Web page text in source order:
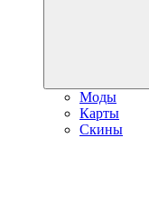
Моды
Карты
Скины